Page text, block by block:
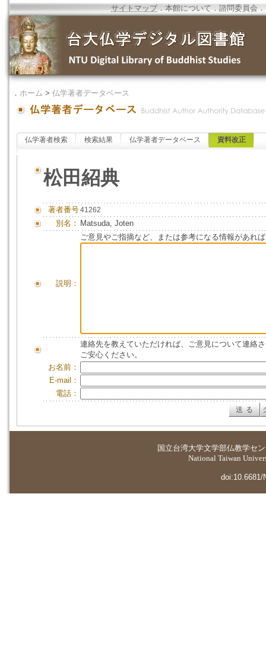
サイトマップ．本館について ．諮問委員会 ．
． ホーム > 仏学著者データベース
仏学著者検索 検索結果 仏学著者データベース 資料改正
松田紹典
著者番号41262
別名： Matsuda, Joten
説明：
ご意見やご指摘など、または参考になる情報があれ
連絡先を教えていただければ、ご意見について連絡
ご安心ください。
お名前：
E-mail：
電話：
国立台湾大学文学部仏教学セ
National Taiwan
doi:10.6681/